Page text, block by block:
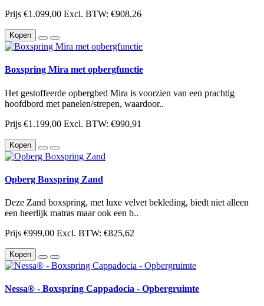
Prijs €1.099,00 Excl. BTW: €908,26
Kopen
Boxspring Mira met opbergfunctie
Het gestoffeerde opbergbed Mira is voorzien van een prachtig
hoofdbord met panelen/strepen, waardoor..
Prijs €1.199,00 Excl. BTW: €990,91
Kopen
Opberg Boxspring Zand
Deze Zand boxspring, met luxe velvet bekleding, biedt niet alleen
een heerlijk matras maar ook een b..
Prijs €999,00 Excl. BTW: €825,62
Kopen
Nessa® - Boxspring Cappadocia - Opbergruimte